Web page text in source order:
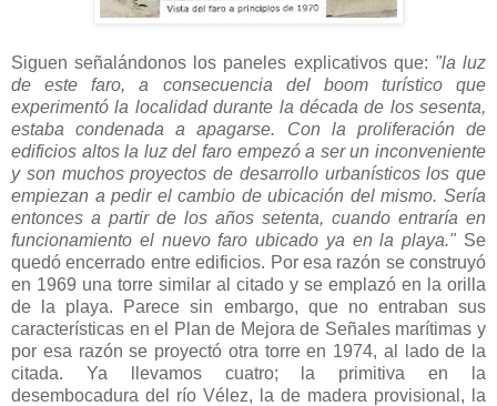
Siguen señalándonos los paneles explicativos que: "la luz
de este faro, a consecuencia del boom turístico que
experimentó la localidad durante la década de los sesenta,
estaba condenada a apagarse. Con la proliferación de
edificios altos la luz del faro empezó a ser un inconveniente
y son muchos proyectos de desarrollo urbanísticos los que
empiezan a pedir el cambio de ubicación del mismo. Sería
entonces a partir de los años setenta, cuando entraría en
funcionamiento el nuevo faro ubicado ya en la playa." Se
quedó encerrado entre edificios. Por esa razón se construyó
en 1969 una torre similar al citado y se emplazó en la orilla
de la playa. Parece sin embargo, que no entraban sus
características en el Plan de Mejora de Señales marítimas y
por esa razón se proyectó otra torre en 1974, al lado de la
citada. Ya llevamos cuatro; la primitiva en la
desembocadura del río Vélez, la de madera provisional, la